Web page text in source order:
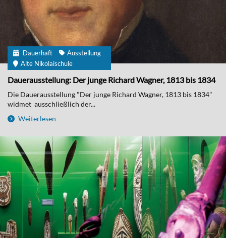
Dauerhaft
Ausstellung
Alte Nikolaischule
Dauerausstellung: Der junge Richard Wagner, 1813 bis 1834
Die Dauerausstellung "Der junge Richard Wagner, 1813 bis 1834"
widmet ausschließlich der...
Weiterlesen